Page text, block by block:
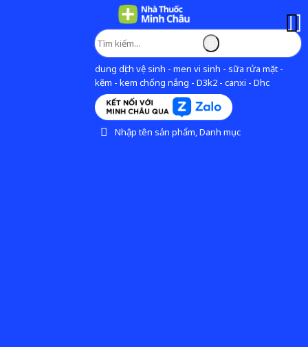
dung dịch vệ sinh - men vi sinh - sữa rửa mặt -
kẽm - kem chống nắng - D3k2 - canxi - Dhc
Nhập tên sản phẩm, Danh mục